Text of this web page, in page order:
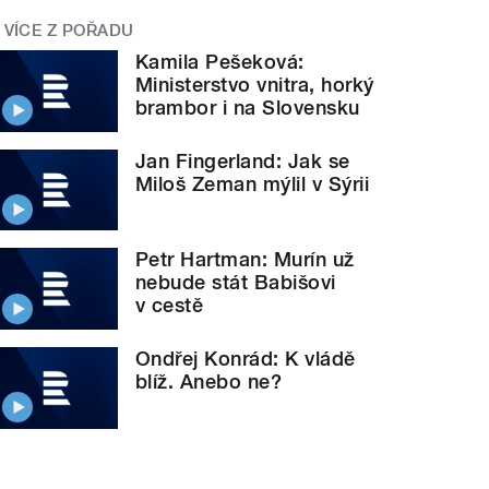
VÍCE Z POŘADU
Kamila Pešeková:
Ministerstvo vnitra, horký
brambor i na Slovensku
Jan Fingerland: Jak se
Miloš Zeman mýlil v Sýrii
Petr Hartman: Murín už
nebude stát Babišovi
v cestě
Ondřej Konrád: K vládě
blíž. Anebo ne?